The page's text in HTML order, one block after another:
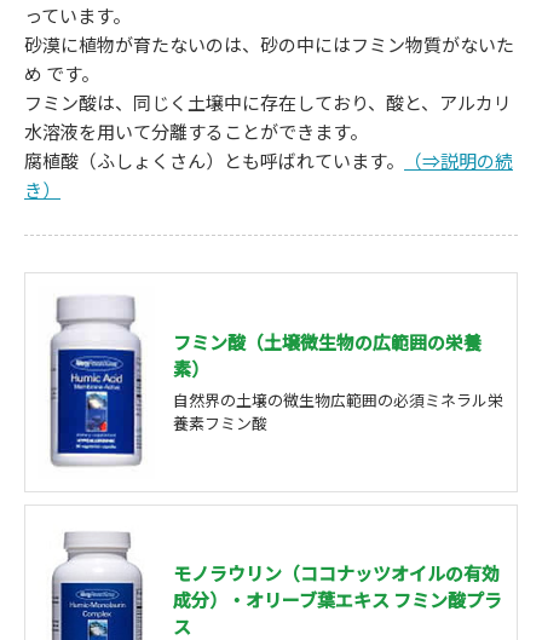
っています。
砂漠に植物が育たないのは、砂の中にはフミン物質がないた
め です。
フミン酸は、同じく土壌中に存在しており、酸と、アルカリ
水溶液を用いて分離することができます。
腐植酸（ふしょくさん）とも呼ばれています。
（⇒説明の続
き）
フミン酸（土壌微生物の広範囲の栄養
素）
自然界の土壌の微生物広範囲の必須ミネラル栄
養素フミン酸
モノラウリン（ココナッツオイルの有効
成分）・オリーブ葉エキス フミン酸プラ
ス